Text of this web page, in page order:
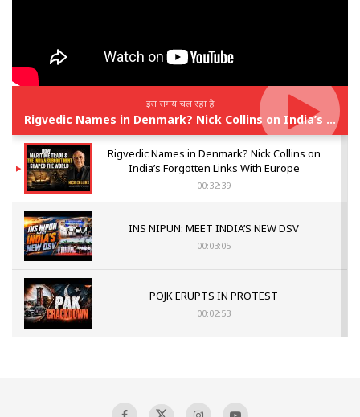
इस समय चल रहा है
Rigvedic Names in Denmark? Nick Collins on India’s Forgotten Links With Europe
Rigvedic Names in Denmark? Nick Collins on
India’s Forgotten Links With Europe
00:32:39
INS NIPUN: MEET INDIA’S NEW DSV
00:03:05
POJK ERUPTS IN PROTEST
00:02:53
Sagar